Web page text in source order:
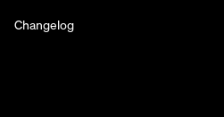
Changelog